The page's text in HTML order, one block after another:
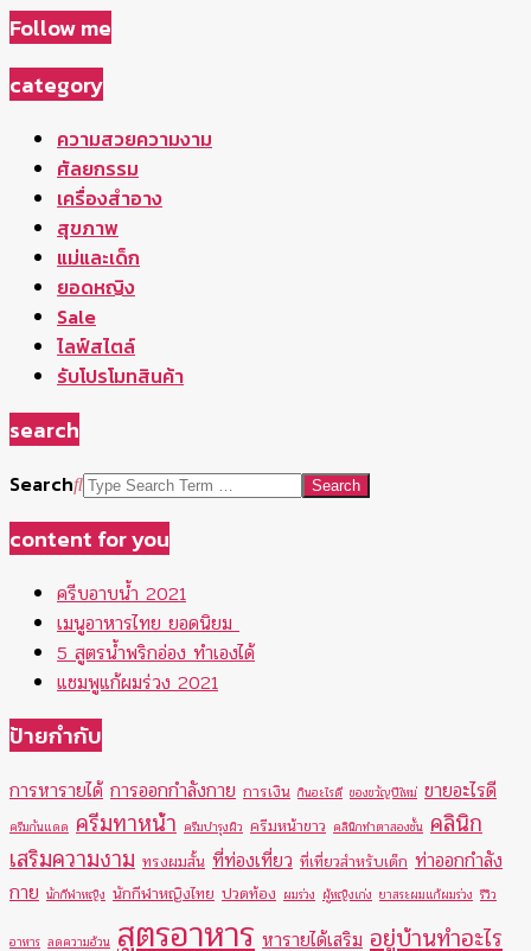
Follow me
category
ความสวยความงาม
ศัลยกรรม
เครื่องสำอาง
สุขภาพ
แม่และเด็ก
ยอดหญิง
Sale
ไลฟ์สไตล์
รับโปรโมทสินค้า
search
Search
content for you
ครีบอาบน้ำ 2021
เมนูอาหารไทย ยอดนิยม
5 สูตรน้ำพริกอ่อง ทำเองได้
แชมพูแก้ผมร่วง 2021
ป้ายกำกับ
การหารายได้ การออกกำลังกาย การเงิน กินอะไรดี ของขวัญปีใหม่ ขายอะไรดี
ครีมกันแดด ครีมทาหน้า ครีมบำรุงผิว ครีมหน้าขาว คลินิกทำตาสองชั้น คลินิก
เสริมความงาม ทรงผมสั้น ที่ท่องเที่ยว ที่เที่ยวสำหรับเด็ก ท่าออกกำลัง
กาย นักกีฬาหญิง นักกีฬาหญิงไทย ปวดท้อง ผมร่วง ผู้หญิงเก่ง ยาสระผมแก้ผมร่วง รีวิว
อาหาร ลดความอ้วน สูตรอาหาร หารายได้เสริม อยู่บ้านทำอะไร